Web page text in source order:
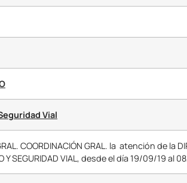
Vial
COORDINACIÓN GRAL. la atención de la
Y SEGURIDAD VIAL, desde el día 19/09/19 al